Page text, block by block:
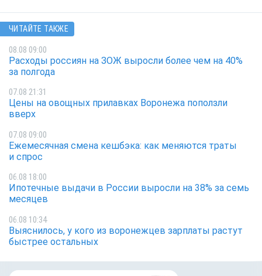
ЧИТАЙТЕ ТАКЖЕ
08.08 09:00
Расходы россиян на ЗОЖ выросли более чем на 40%
за полгода
07.08 21:31
Цены на овощных прилавках Воронежа поползли
вверх
07.08 09:00
Ежемесячная смена кешбэка: как меняются траты
и спрос
06.08 18:00
Ипотечные выдачи в России выросли на 38% за семь
месяцев
06.08 10:34
Выяснилось, у кого из воронежцев зарплаты растут
быстрее остальных